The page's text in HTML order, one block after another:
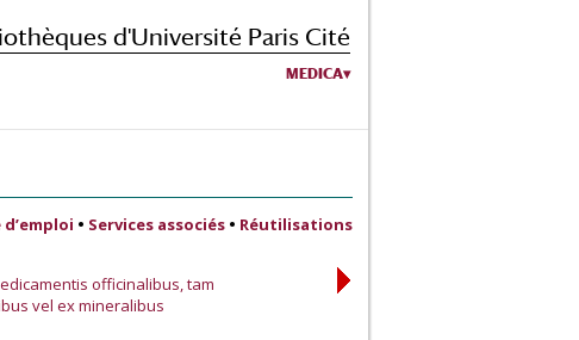
d'Université Paris Cité
MEDICA
• Services associés • Réutilisations
officinalibus, tam
vel ex mineralibus